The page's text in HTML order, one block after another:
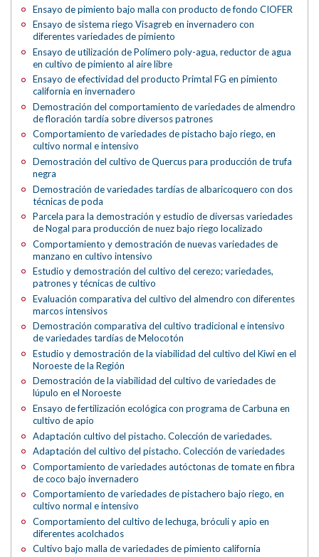
Ensayo de pimiento bajo malla con producto de fondo CIOFER
Ensayo de sistema riego Visagreb en invernadero con
diferentes variedades de pimiento
Ensayo de utilización de Polímero poly-agua, reductor de agua
en cultivo de pimiento al aire libre
Ensayo de efectividad del producto Primtal FG en pimiento
california en invernadero
Demostración del comportamiento de variedades de almendro
de floración tardía sobre diversos patrones
Comportamiento de variedades de pistacho bajo riego, en
cultivo normal e intensivo
Demostración del cultivo de Quercus para producción de trufa
negra
Demostración de variedades tardías de albaricoquero con dos
técnicas de poda
Parcela para la demostración y estudio de diversas variedades
de Nogal para producción de nuez bajo riego localizado
Comportamiento y demostración de nuevas variedades de
manzano en cultivo intensivo
Estudio y demostración del cultivo del cerezo; variedades,
patrones y técnicas de cultivo
Evaluación comparativa del cultivo del almendro con diferentes
marcos intensivos
Demostración comparativa del cultivo tradicional e intensivo
de variedades tardías de Melocotón
Estudio y demostración de la viabilidad del cultivo del Kiwi en el
Noroeste de la Región
Demostración de la viabilidad del cultivo de variedades de
lúpulo en el Noroeste
Ensayo de fertilización ecológica con programa de Carbuna en
cultivo de apio
Adaptación cultivo del pistacho. Colección de variedades.
Adaptación del cultivo del pistacho. Colección de variedades
Comportamiento de variedades autóctonas de tomate en fibra
de coco bajo invernadero
Comportamiento de variedades de pistachero bajo riego, en
cultivo normal e intensivo
Comportamiento del cultivo de lechuga, bróculi y apio en
diferentes acolchados
Cultivo bajo malla de variedades de pimiento california